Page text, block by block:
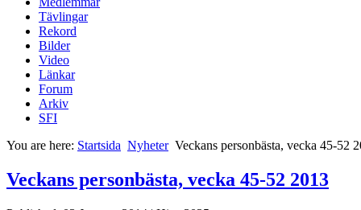
Tävlingar
Rekord
Bilder
Video
Länkar
Forum
Arkiv
SFI
You are here: Startsida Nyheter Veckans personbästa, vecka 45-52
Veckans personbästa, vecka 45-52 2013